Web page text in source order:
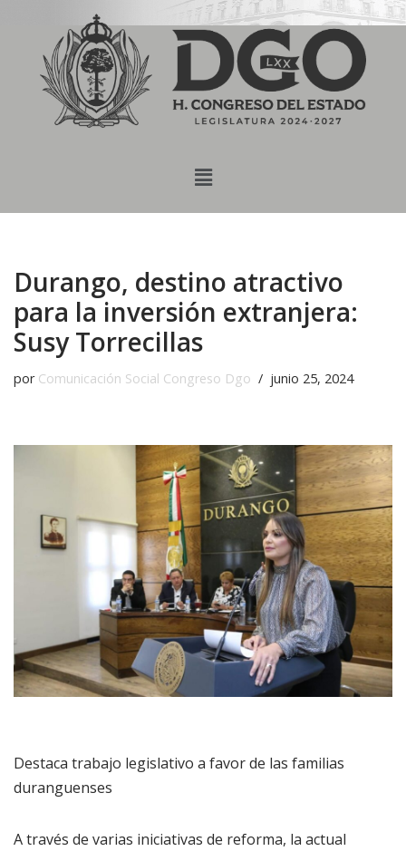
Saltar
contenido
Durango, destino atractivo
para la inversión extranjera:
Susy Torrecillas
por Comunicación Social Congreso Dgo junio 25, 2024
Destaca trabajo legislativo a favor de las familias
duranguenses
A través de varias iniciativas de reforma, la actual